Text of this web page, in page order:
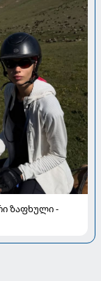
ზაფხული -